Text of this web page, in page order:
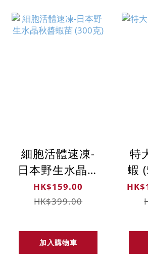
細胞活體速凍-
日本野生水晶秋
醬蝦苗 (300克)
HK$159.00
HK$399.00
加入購物車
特
蝦